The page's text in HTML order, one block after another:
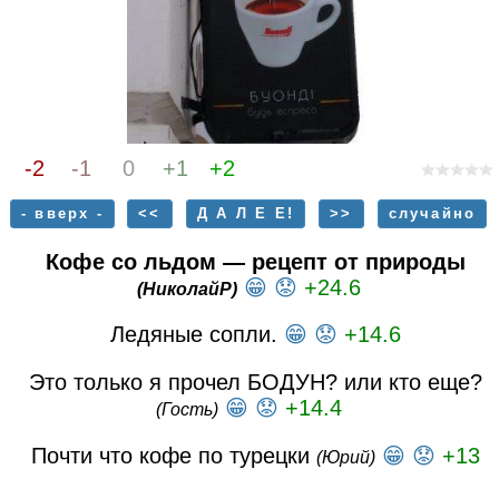
-2 -1 0 +1 +2
- вверх - << Д А Л Е Е! >> случайно
Кофе со льдом — рецепт от природы
(НиколайР) 😁 😟 +24.6
Ледяные сопли. 😁 😟 +14.6
Это только я прочел БОДУН? или кто еще?
(Гость) 😁 😟 +14.4
Почти что кофе по турецки (Юрий) 😁 😟 +13